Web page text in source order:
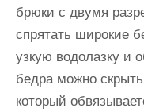
брюки с двумя
спрятать широкие
узкую водолазку и
бедра можно
который